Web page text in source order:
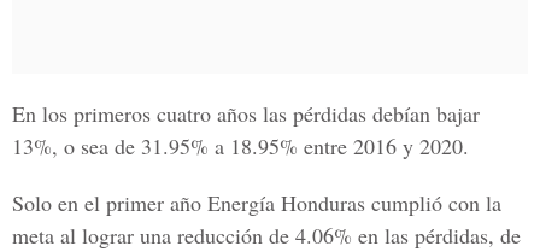
En los primeros cuatro años las pérdidas debían bajar
13%, o sea de 31.95% a 18.95% entre 2016 y 2020.
Solo en el primer año Energía Honduras cumplió con la
meta al lograr una reducción de 4.06% en las pérdidas, de